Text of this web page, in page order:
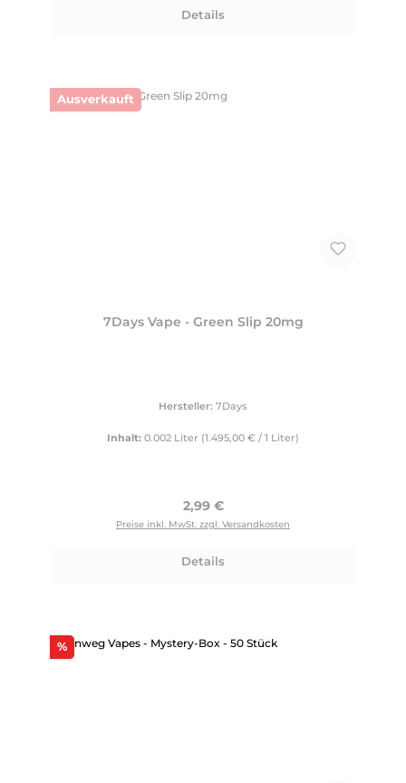
Details
Ausverkauft
7Days Vape - Green Slip 20mg
Hersteller: 7Days
Inhalt: 0.002 Liter (1.495,00 € / 1 Liter)
Regulärer Preis:
2,99 €
Preise inkl. MwSt. zzgl. Versandkosten
Details
%Rabatt